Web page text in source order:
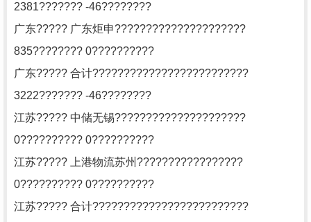
2381??????? -46????????
广东????? 广东炬申?????????????????????
835???????? 0??????????
广东????? 合计?????????????????????????
3222??????? -46????????
江苏????? 中储无锡?????????????????????
0?????????? 0??????????
江苏????? 上港物流苏州?????????????????
0?????????? 0??????????
江苏????? 合计?????????????????????????